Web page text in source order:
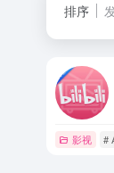
排序
影视 #